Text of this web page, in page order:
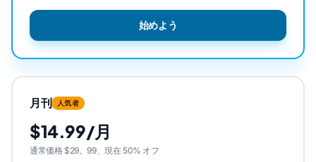
始めよう
月刊 人気者
$14.99/月
通常価格 $29。99、現在 50% オフ